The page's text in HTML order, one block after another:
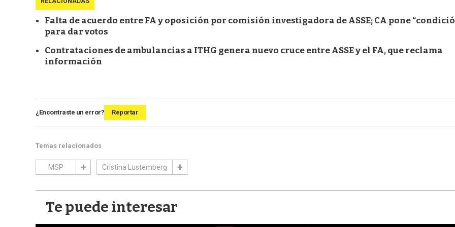
Falta de acuerdo entre FA y oposición por comisión investigadora de ASSE; CA pone
para dar votos
Contrataciones de ambulancias a ITHG genera nuevo cruce entre ASSE y el FA, que reclama
información
¿Encontraste un error? Reportar
Temas relacionados
MSP Cristina Lustemberg
Te puede interesar